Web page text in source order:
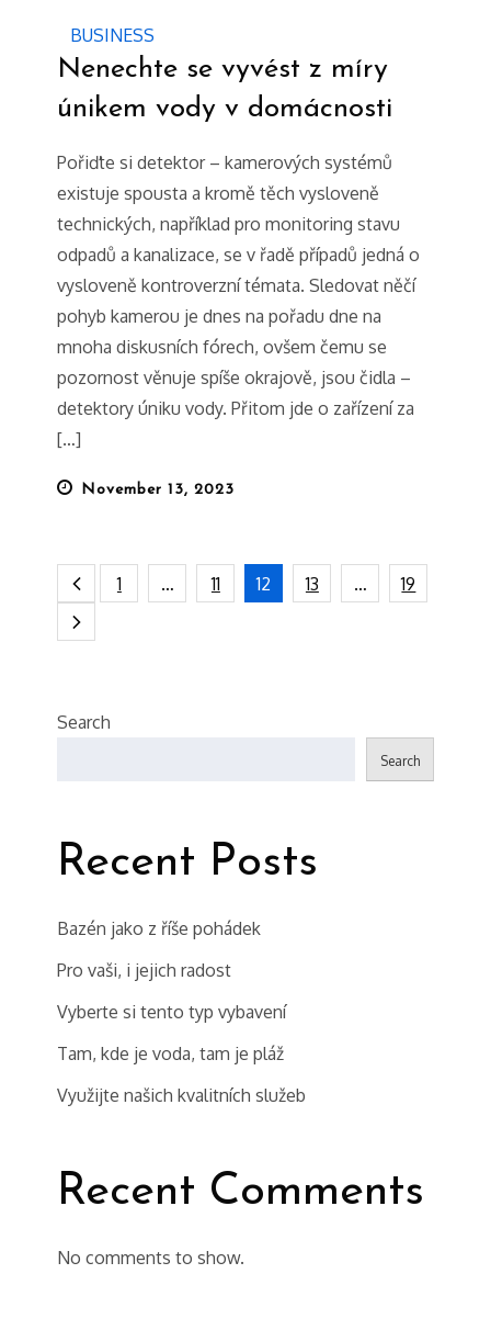
BUSINESS
Nenechte se vyvést z míry
únikem vody v domácnosti
Pořiďte si detektor – kamerových systémů
existuje spousta a kromě těch vysloveně
technických, například pro monitoring stavu
odpadů a kanalizace, se v řadě případů jedná o
vysloveně kontroverzní témata. Sledovat něčí
pohyb kamerou je dnes na pořadu dne na
mnoha diskusních fórech, ovšem čemu se
pozornost věnuje spíše okrajově, jsou čidla –
detektory úniku vody. Přitom jde o zařízení za
[…]
Posted
November 13, 2023
Posts
1 … 11 12 13 … 19
Search
Search
Recent Posts
Bazén jako z říše pohádek
Pro vaši, i jejich radost
Vyberte si tento typ vybavení
Tam, kde je voda, tam je pláž
Využijte našich kvalitních služeb
Recent Comments
No comments to show.